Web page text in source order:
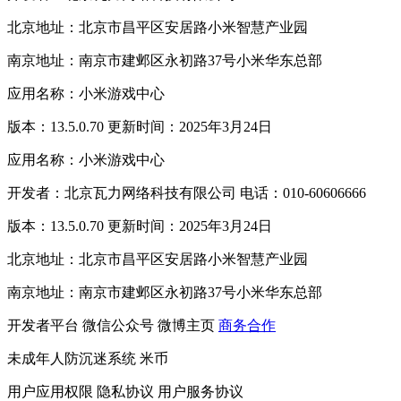
北京地址：北京市昌平区安居路小米智慧产业园
南京地址：南京市建邺区永初路37号小米华东总部
应用名称：小米游戏中心
版本：13.5.0.70 更新时间：2025年3月24日
应用名称：小米游戏中心
开发者：北京瓦力网络科技有限公司 电话：010-60606666
版本：13.5.0.70 更新时间：2025年3月24日
北京地址：北京市昌平区安居路小米智慧产业园
南京地址：南京市建邺区永初路37号小米华东总部
开发者平台 微信公众号 微博主页 商务合作
未成年人防沉迷系统 米币
用户应用权限 隐私协议 用户服务协议